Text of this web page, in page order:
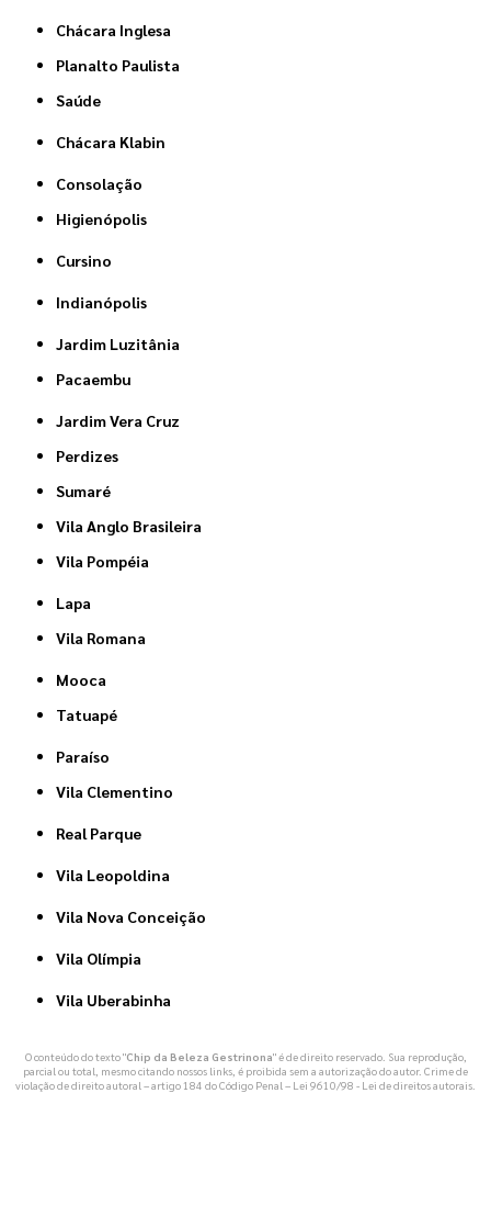
Chácara Inglesa
Planalto Paulista
Saúde
Chácara Klabin
Consolação
Higienópolis
Cursino
Indianópolis
Jardim Luzitânia
Pacaembu
Jardim Vera Cruz
Perdizes
Sumaré
Vila Anglo Brasileira
Vila Pompéia
Lapa
Vila Romana
Mooca
Tatuapé
Paraíso
Vila Clementino
Real Parque
Vila Leopoldina
Vila Nova Conceição
Vila Olímpia
Vila Uberabinha
O conteúdo do texto "Chip da Beleza Gestrinona" é de direito reservado. Sua reprodução,
parcial ou total, mesmo citando nossos links, é proibida sem a autorização do autor. Crime de
violação de direito autoral – artigo 184 do Código Penal – Lei 9610/98 - Lei de direitos autorais